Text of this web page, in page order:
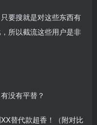
要搜就是对这些东西有
所以截流这些用户是非
没有平替？
替代款超香！（附对比